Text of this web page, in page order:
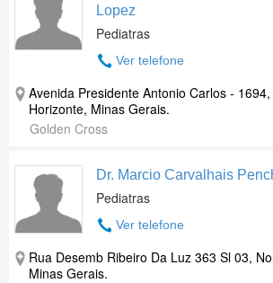
Lopez
Pediatras
Ver telefone
Avenida Presidente Antonio Carlos -
Horizonte, Minas Gerais.
Golden Cross
Dr. Marcio Carvalhais
Pediatras
Ver telefone
Rua Desemb Ribeiro Da Luz 363 Sl 03,
Minas Gerais.